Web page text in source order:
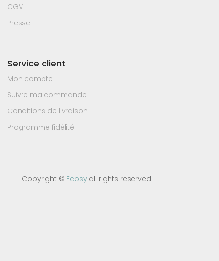
CGV
Presse
Service client
Mon compte
Suivre ma commande
Conditions de livraison
Programme fidélité
Copyright © Ecosy all rights reserved.